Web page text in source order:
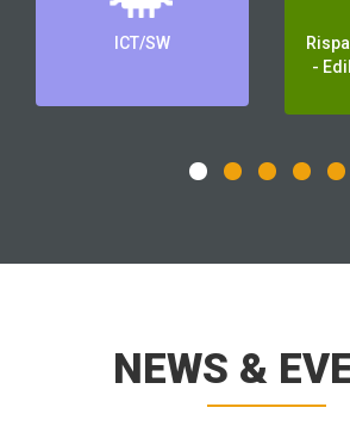
ICT/SW
-
NEWS &